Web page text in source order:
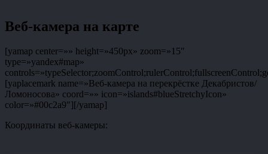
Веб-камера на карте
[yamap center=»» height=»450px» zoom=»15″
type=»yandex#map»
[yaplacemark name=»Веб-камера на перекрёстке Декабристов/
Ломоносова» coord=»» icon=»islands#blueStretchyIcon»
color=»#00c2a9″][/yamap]
Координаты веб-камеры: